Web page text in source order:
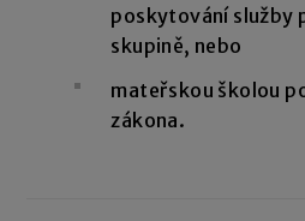
poskytování služby
skupině, nebo
mateřskou školou
zákona.